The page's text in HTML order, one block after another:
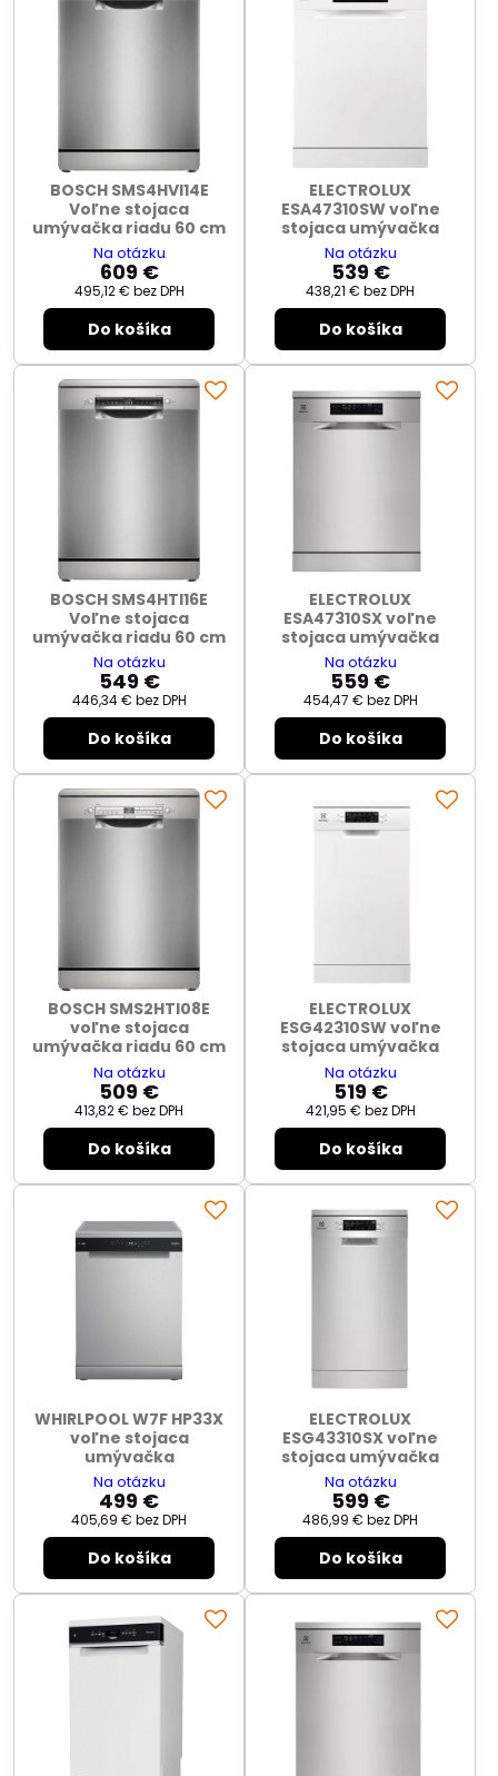
BOSCH SMS4HVI14E
Voľne stojaca
umývačka riadu 60 cm
Na otázku
609 €
495,12 € bez DPH
Do košíka
ELECTROLUX
ESA47310SW voľne
stojaca umývačka
Na otázku
539 €
438,21 € bez DPH
Do košíka
BOSCH SMS4HTI16E
Voľne stojaca
umývačka riadu 60 cm
Na otázku
549 €
446,34 € bez DPH
Do košíka
ELECTROLUX
ESA47310SX voľne
stojaca umývačka
Na otázku
559 €
454,47 € bez DPH
Do košíka
BOSCH SMS2HTI08E
voľne stojaca
umývačka riadu 60 cm
Na otázku
509 €
413,82 € bez DPH
Do košíka
ELECTROLUX
ESG42310SW voľne
stojaca umývačka
Na otázku
519 €
421,95 € bez DPH
Do košíka
WHIRLPOOL W7F HP33X
voľne stojaca
umývačka
Na otázku
499 €
405,69 € bez DPH
Do košíka
ELECTROLUX
ESG43310SX voľne
stojaca umývačka
Na otázku
599 €
486,99 € bez DPH
Do košíka